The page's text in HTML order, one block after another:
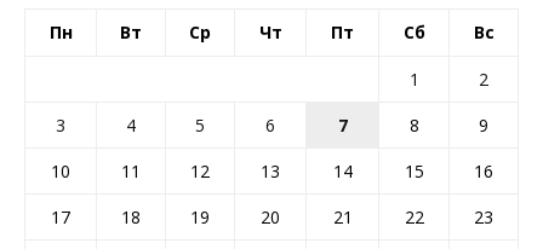
Пн Вт Ср Чт Пт Сб Вс
1
2
3
4 5 6 7 8
9
10
11 12 13 14 15
16
17
18 19 20 21 22
23